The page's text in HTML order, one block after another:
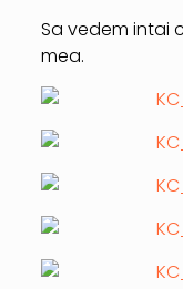
Sa vedem intai
mea.